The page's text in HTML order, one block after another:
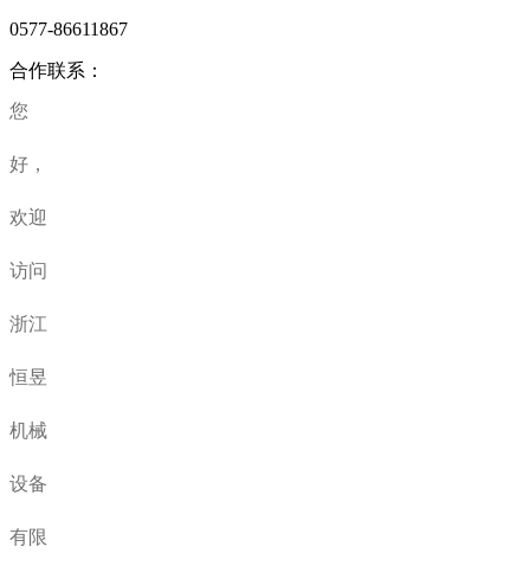
0577-86611867
合作联系：
您
好，
欢迎
访问
浙江
恒昱
机械
设备
有限